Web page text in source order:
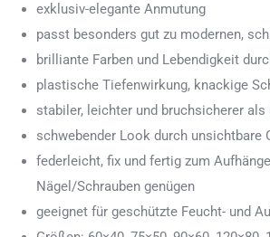
exklusiv-elegante Anmutung
passt besonders gut zu modernen,
brilliante Farben und Lebendigkeit
plastische Tiefenwirkung, knackige
stabiler, leichter und bruchsicherer als
schwebender Look durch unsichtbare
federleicht, fix und fertig zum
Nägel/Schrauben genügen
geeignet für geschützte Feucht- und